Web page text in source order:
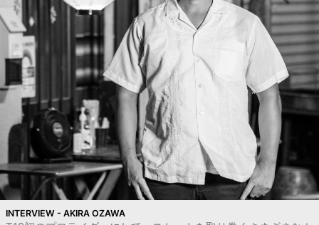
INTERVIEW - AKIRA OZAWA